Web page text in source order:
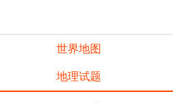
世界地图
地理试题